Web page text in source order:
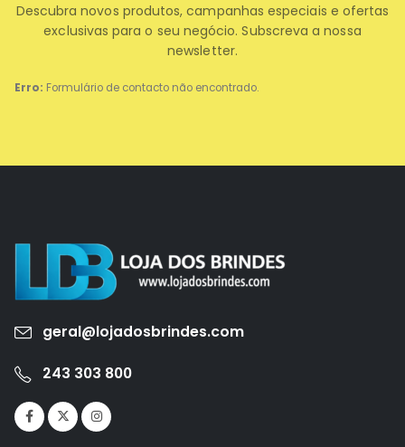
Erro: Formulário de contacto não encontrado.
Descubra novos produtos, campanhas especiais e ofertas
exclusivas para o seu negócio. Subscreva a nossa
newsletter.
geral@lojadosbrindes.com
243 303 800